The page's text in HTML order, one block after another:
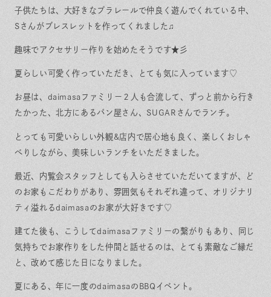
子供たちは、大好きなプラレールで仲良く遊んでくれている中、
Sさんがブレスレットを作ってくれました♫
趣味でアクセサリー作りを始めたそうです★彡
夏らしい可愛く作っていただき、とても気に入っています♡
お昼は、daimasaファミリー２人も合流して、ずっと前から行き
たかった、北方にあるパン屋さん、SUGARさんでランチ。
とっても可愛いらしい外観&店内で居心地も良く、楽しくおしゃ
べりしながら、美味しいランチをいただきました。
最近、内覧会スタッフとしても入らさせていただいてますが、ど
のお家もこだわりがあり、雰囲気もそれぞれ違って、オリジナリ
ティ溢れるdaimasaのお家が大好きです♡
建てた後も、こうしてdaimasaファミリーの繋がりもあり、同じ
気持ちでお家作りをした仲間と話せるのは、とても素敵なご縁だ
と、改めて感じた日になりました。
夏にある、年に一度のdaimasaのBBQイベント。
お客様の声
木材辞典
In
st
m
Fa
ce
ok
LI
N
Event Contact